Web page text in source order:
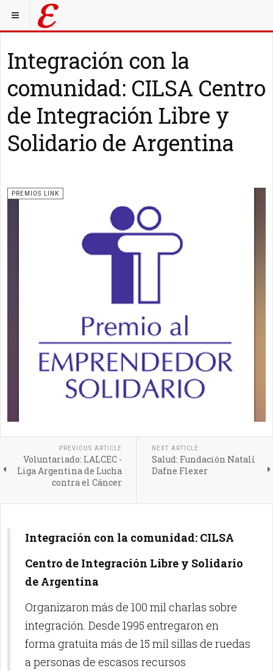
Integración con la
comunidad: CILSA Centro
de Integración Libre y
Solidario de Argentina
PREMIOS LINK
PREVIOUS ARTICLE
Voluntariado: LALCEC -
Liga Argentina de Lucha
contra el Cáncer
NEXT ARTICLE
Salud: Fundación Natalí
Dafne Flexer
Integración con la comunidad: CILSA
Centro de Integración Libre y Solidario
de Argentina
Organizaron más de 100 mil charlas sobre
integración. Desde 1995 entregaron en
forma gratuita más de 15 mil sillas de ruedas
a personas de escasos recursos